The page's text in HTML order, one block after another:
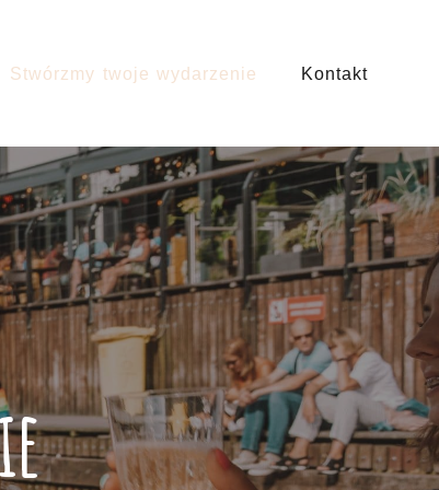
Stwórzmy twoje wydarzenie Kontakt